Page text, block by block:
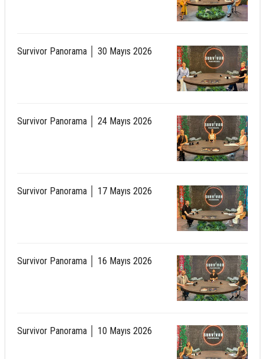
Survivor Panorama │ 30 Mayıs 2026
Survivor Panorama │ 24 Mayıs 2026
Survivor Panorama │ 17 Mayıs 2026
Survivor Panorama │ 16 Mayıs 2026
Survivor Panorama │ 10 Mayıs 2026